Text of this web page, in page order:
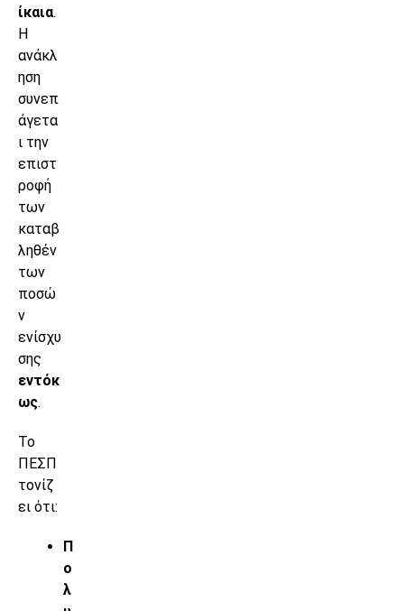
ίκαια.
Η
ανάκλ
ηση
συνεπ
άγετα
ι την
επιστ
ροφή
των
καταβ
ληθέν
των
ποσώ
ν
ενίσχυ
σης
εντόκ
ως.
Το
ΠΕΣΠ
τονίζ
ει ότι:
Π
ο
λ